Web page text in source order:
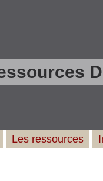
Les ressources